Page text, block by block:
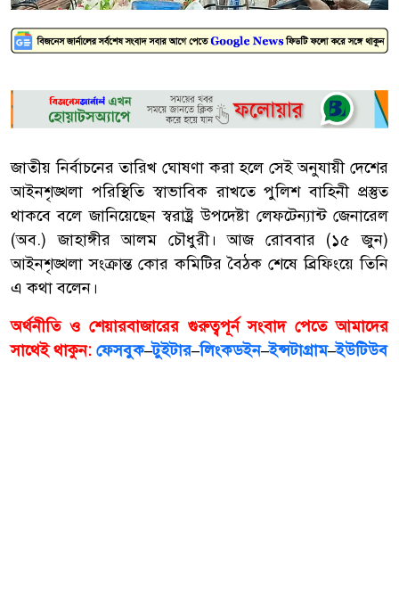
জাতীয় নির্বাচনের তারিখ ঘোষণা করা হলে সেই অনুযায়ী দেশের
আইনশৃঙ্খলা পরিস্থিতি স্বাভাবিক রাখতে পুলিশ বাহিনী প্রস্তুত
থাকবে বলে জানিয়েছেন স্বরাষ্ট্র উপদেষ্টা লেফটেন্যান্ট জেনারেল
(অব.) জাহাঙ্গীর আলম চৌধুরী। আজ রোববার (১৫ জুন)
আইনশৃঙ্খলা সংক্রান্ত কোর কমিটির বৈঠক শেষে ব্রিফিংয়ে তিনি
এ কথা বলেন।
অর্থনীতি ও শেয়ারবাজারের গুরুত্বপূর্ন সংবাদ পেতে আমাদের
সাথেই থাকুন: ফেসবুক–টুইটার–লিংকডইন–ইন্সটাগ্রাম–ইউটিউব